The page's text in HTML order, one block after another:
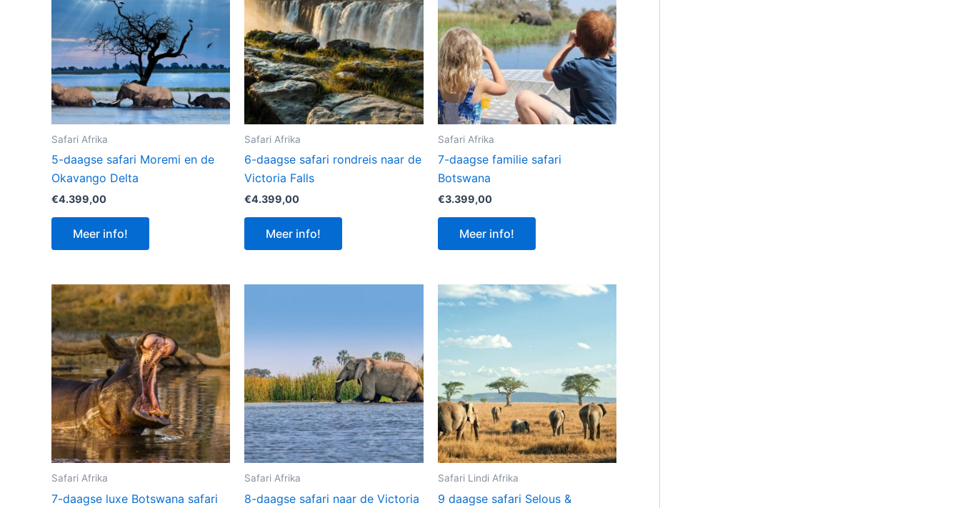
Safari Afrika
5-daagse safari Moremi en de
Okavango Delta
€4.399,00
Meer info!
Safari Afrika
6-daagse safari rondreis naar de
Victoria Falls
€4.399,00
Meer info!
Safari Afrika
7-daagse familie safari
Botswana
€3.399,00
Meer info!
Safari Afrika
7-daagse luxe Botswana safari
Safari Afrika
8-daagse safari naar de Victoria
Safari Lindi Afrika
9 daagse safari Selous &